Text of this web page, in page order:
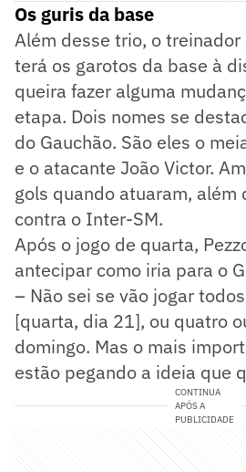
Os guris da base
Além desse trio, o
terá os garotos da base à
queira fazer alguma
etapa. Dois nomes se
do Gauchão. São eles o
e o atacante João Victor.
gols quando atuaram,
contra o Inter-SM.
Após o jogo de quarta,
antecipar como iria para o
– Não sei se vão jogar
[quarta, dia 21], ou quatro
domingo. Mas o mais
estão pegando a ideia que
CONTINUA
APÓS A
PUBLICIDADE